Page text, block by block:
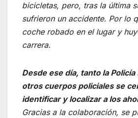
bicicletas, pero, tras la última
sufrieron un accidente. Por lo
coche robado en el lugar y
carrera.
Desde ese día, tanto la
otros cuerpos policiales se
identificar y localizar a los
Gracias a la colaboración, se